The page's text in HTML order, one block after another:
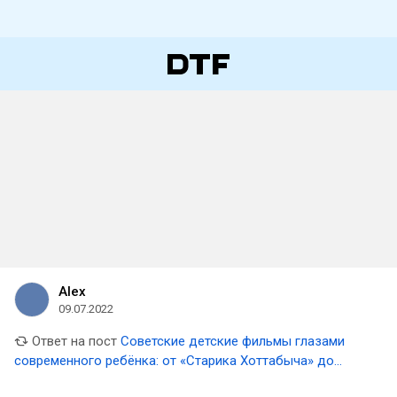
Alex
09.07.2022
Ответ на пост Советские детские фильмы глазами
современного ребёнка: от «Старика Хоттабыча» до